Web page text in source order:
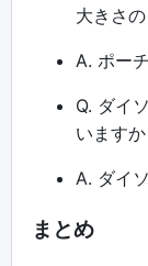
大きさ
A. ポー
Q. ダイ
いますか
A. ダイ
まとめ